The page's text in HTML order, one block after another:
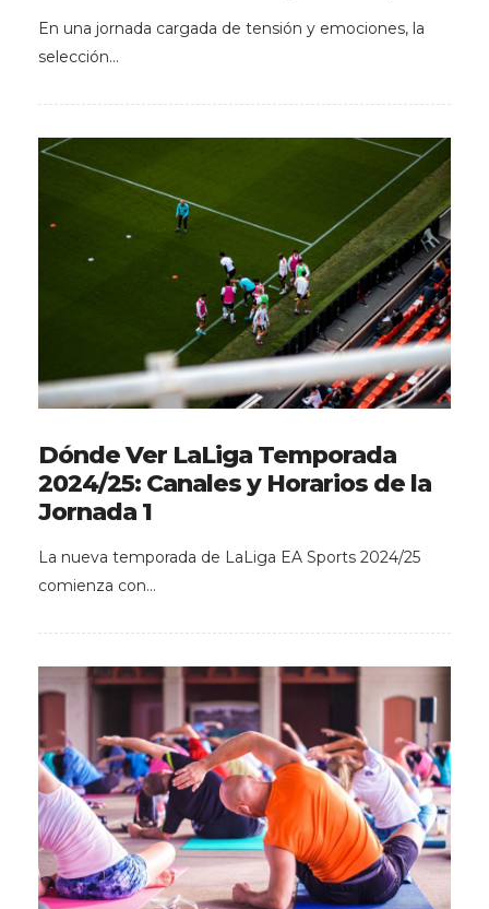
En una jornada cargada de tensión y emociones, la
selección…
Dónde Ver LaLiga Temporada
2024/25: Canales y Horarios de la
Jornada 1
La nueva temporada de LaLiga EA Sports 2024/25
comienza con…